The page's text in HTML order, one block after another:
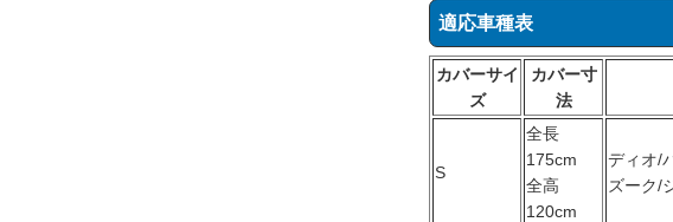
適応車種表
カバーサイ
ズ
カバー寸
法
S
全長
175cm
全高
120cm
ディオ/
ズーク/